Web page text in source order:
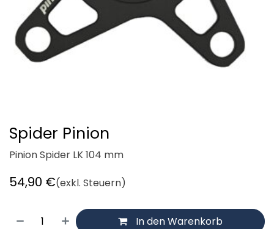
Spider Pinion
Pinion Spider LK 104 mm
54,90 €(exkl. Steuern)
In den Warenkorb